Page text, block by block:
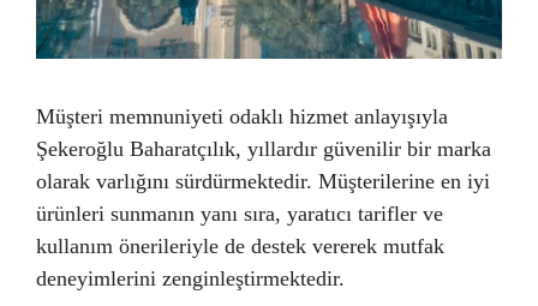
Müşteri memnuniyeti odaklı hizmet anlayışıyla
Şekeroğlu Baharatçılık, yıllardır güvenilir bir marka
olarak varlığını sürdürmektedir. Müşterilerine en iyi
ürünleri sunmanın yanı sıra, yaratıcı tarifler ve
kullanım önerileriyle de destek vererek mutfak
deneyimlerini zenginleştirmektedir.